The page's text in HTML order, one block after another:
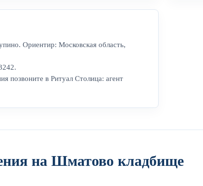
Ориентир: Московская область,
позвоните в Ритуал Столица: агент
на Шматово кладбище